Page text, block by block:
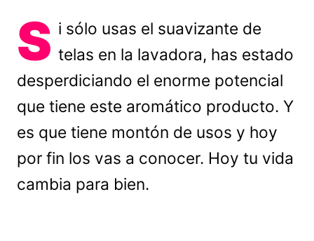
S i sólo usas el suavizante de
telas en la lavadora, has estado
desperdiciando el enorme potencial
que tiene este aromático producto. Y
es que tiene montón de usos y hoy
por fin los vas a conocer. Hoy tu vida
cambia para bien.